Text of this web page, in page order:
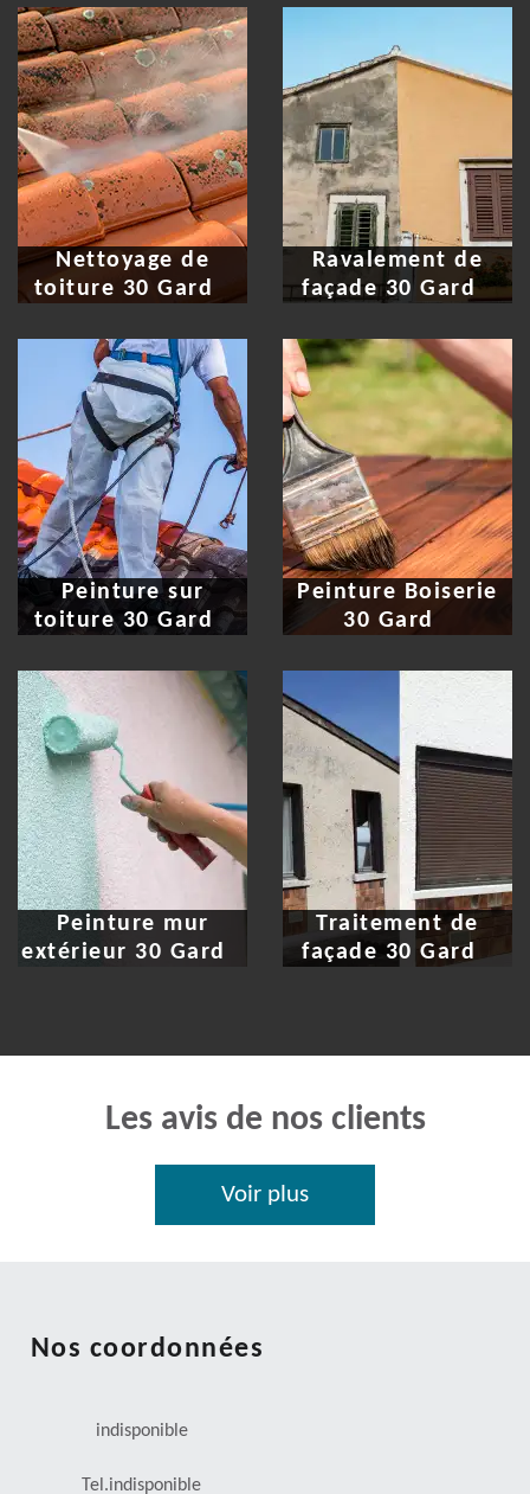
Nettoyage de
toiture 30 Gard
Ravalement de
façade 30 Gard
Peinture sur
toiture 30 Gard
Peinture Boiserie
30 Gard
Peinture mur
extérieur 30 Gard
Traitement de
façade 30 Gard
Les avis de nos clients
Voir plus
Nos coordonnées
indisponible
Tel.indisponible